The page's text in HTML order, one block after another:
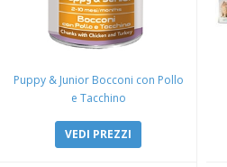
Puppy & Junior Bocconi con Pollo
e Tacchino
VEDI PREZZI